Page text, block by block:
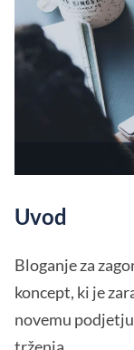
Uvod
Bloganje za
koncept, ki je
novemu